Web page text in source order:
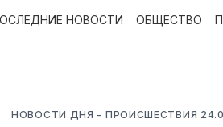
НОВОСТИ ОБЩЕСТВО
НОВОСТИ ДНЯ - ПРОИСШЕСТВИЯ